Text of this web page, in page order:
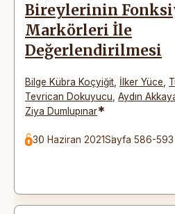
Bireylerinin
Markörleri İle
Değerlendirilmesi
Bilge Kübra Koçyiğit İlker Yüce
Tevrican Dokuyucu Aydın
Ziya Dumlupınar*
30 Haziran 2021Sayfa 586-593